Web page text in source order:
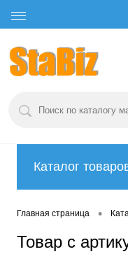
Каталог
Главная страница •
Товар с